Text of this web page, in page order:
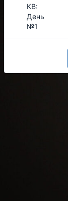
КВ:
День
№1